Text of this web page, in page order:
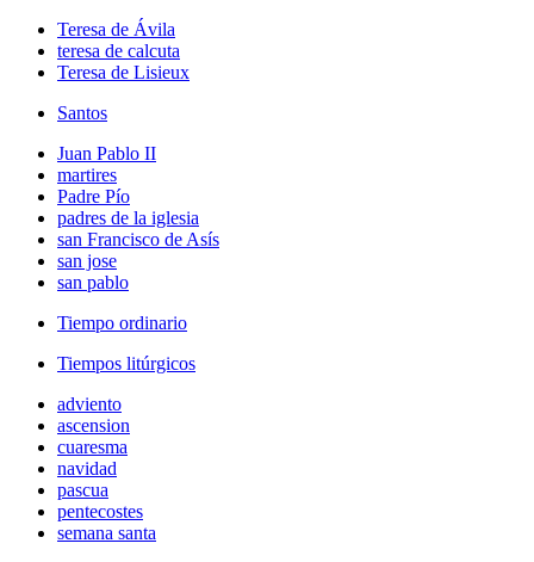
Teresa de Ávila
teresa de calcuta
Teresa de Lisieux
Santos
Juan Pablo II
martires
Padre Pío
padres de la iglesia
san Francisco de Asís
san jose
san pablo
Tiempo ordinario
Tiempos litúrgicos
adviento
ascension
cuaresma
navidad
pascua
pentecostes
semana santa